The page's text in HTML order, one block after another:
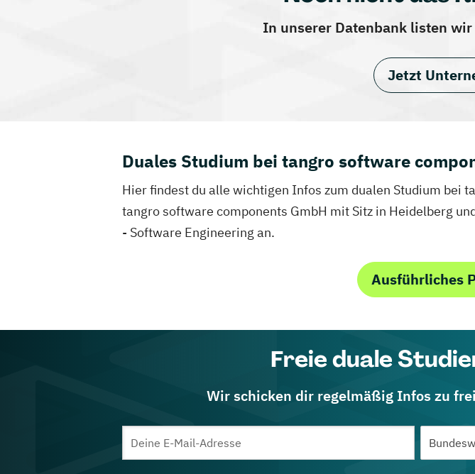
In unserer Datenbank listen
Jetzt
Duales Studium bei tangro software
Hier findest du alle wichtigen Infos zum dualen Studium bei
tangro software components GmbH mit Sitz in Heidelberg
- Software Engineering an.
Ausführliches
Freie duale
Wir schicken dir regelmäßig Infos zu